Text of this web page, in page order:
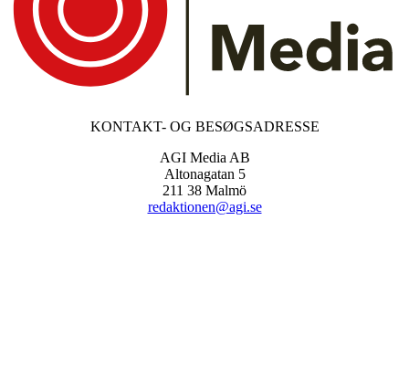
KONTAKT- OG BESØGSADRESSE
AGI Media AB
Altonagatan 5
211 38 Malmö
redaktionen@agi.se